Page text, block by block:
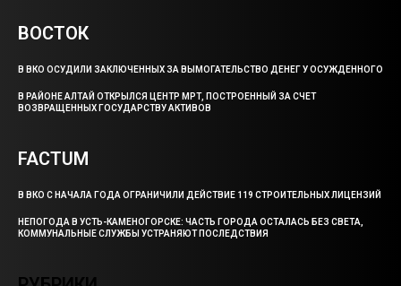
ВОСТОК
В ВКО ОСУДИЛИ ЗАКЛЮЧЕННЫХ ЗА ВЫМОГАТЕЛЬСТВО ДЕНЕГ У ОСУЖДЕННОГО
В РАЙОНЕ АЛТАЙ ОТКРЫЛСЯ ЦЕНТР МРТ, ПОСТРОЕННЫЙ ЗА СЧЕТ
ВОЗВРАЩЕННЫХ ГОСУДАРСТВУ АКТИВОВ
FACTUM
В ВКО С НАЧАЛА ГОДА ОГРАНИЧИЛИ ДЕЙСТВИЕ 119 СТРОИТЕЛЬНЫХ ЛИЦЕНЗИЙ
НЕПОГОДА В УСТЬ-КАМЕНОГОРСКЕ: ЧАСТЬ ГОРОДА ОСТАЛАСЬ БЕЗ СВЕТА,
КОММУНАЛЬНЫЕ СЛУЖБЫ УСТРАНЯЮТ ПОСЛЕДСТВИЯ